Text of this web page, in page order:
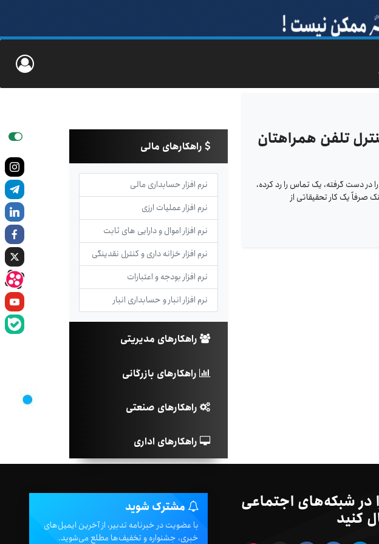
تلفن همراهتان
دست گرفته، یک تماس را رد کرده،
صرفاً یک کار تحقیقاتی از
راهکارهای مالی
نرم افزار حسابداری مالی
نرم افزار عملیات ارزی
نرم افزار اموال و دارایی های ثابت
نرم افزار خزانه داری و کنترل نقدینگی
نرم افزار بودجه و اعتبارات
نرم افزار انبار و حسابداری انبار
راهکارهای مدیریتی
راهکارهای بازرگانی
راهکارهای صنعتی
راهکارهای اداری
در شبکه‌های اجتماعی
کنید مشترک شوید
با عضویت در خبرنامه تدبیر، از آخرین ایمیل‌های
خبری، جشنواره و تخفیف‌ها مطلع می‌شوید.